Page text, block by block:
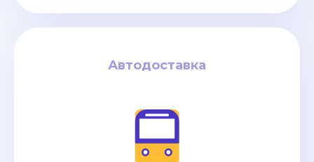
Автодоставка
Автодоставка
дней / от